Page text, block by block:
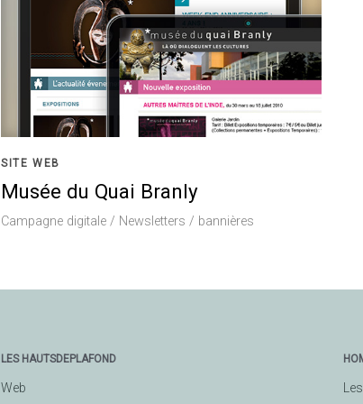
SITE WEB
Musée du Quai Branly
Campagne digitale / Newsletters / bannières
LES HAUTSDEPLAFOND
Web